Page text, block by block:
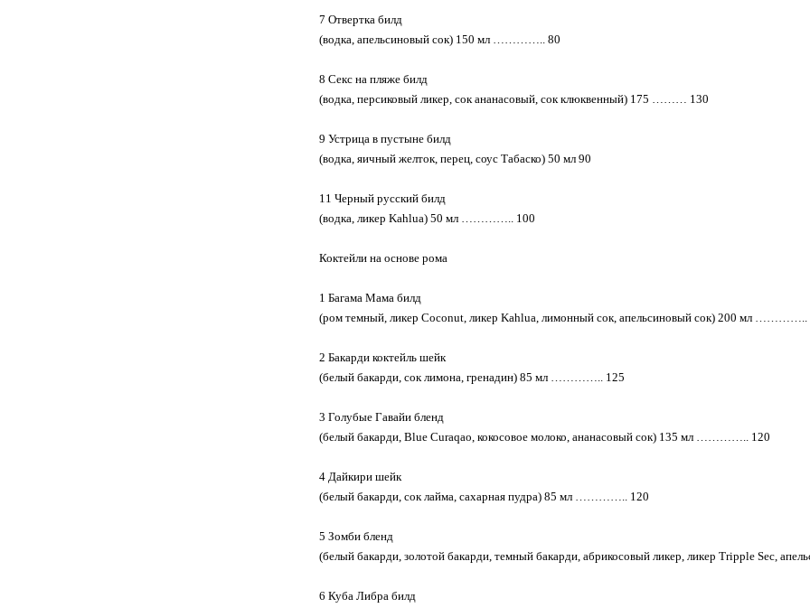
7 Отвертка билд
(водка, апельсиновый сок) 150 мл ………….. 80
8 Секс на пляже билд
(водка, персиковый ликер, сок ананасовый, сок клюквенный) 175 ……… 130
9 Устрица в пустыне билд
(водка, яичный желток, перец, соус Табаско) 50 мл 90
11 Черный русский билд
(водка, ликер Kahlua) 50 мл ………….. 100
Коктейли на основе рома
1 Багама Мама билд
(ром темный, ликер Coconut, ликер Kahlua, лимонный сок, апельсиновый сок) 200 мл …………..
2 Бакарди коктейль шейк
(белый бакарди, сок лимона, гренадин) 85 мл ………….. 125
3 Голубые Гавайи бленд
(белый бакарди, Blue Curaqao, кокосовое молоко, ананасовый сок) 135 мл ………….. 120
4 Дайкири шейк
(белый бакарди, сок лайма, сахарная пудра) 85 мл ………….. 120
5 Зомби бленд
(белый бакарди, золотой бакарди, темный бакарди, абрикосовый ликер, ликер Тripple Sec,
6 Куба Либра билд